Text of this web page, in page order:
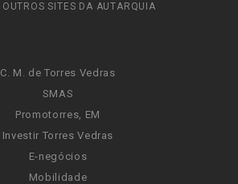
OUTROS SITES DA AUTARQUIA
C. M. de Torres Vedras
SMAS
Promotorres, EM
Investir Torres Vedras
E-negócios
Mobilidade